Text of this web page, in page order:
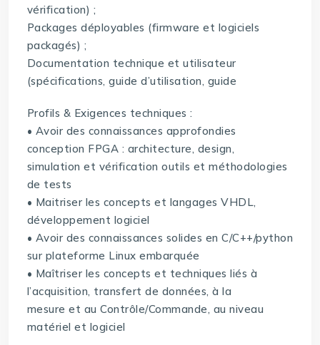
vérification) ;
Packages déployables (firmware et logiciels
packagés) ;
Documentation technique et utilisateur
(spécifications, guide d’utilisation, guide
Profils & Exigences techniques :
• Avoir des connaissances approfondies
conception FPGA : architecture, design,
simulation et vérification outils et méthodologies
de tests
• Maitriser les concepts et langages VHDL,
développement logiciel
• Avoir des connaissances solides en C/C++/python
sur plateforme Linux embarquée
• Maîtriser les concepts et techniques liés à
l’acquisition, transfert de données, à la
mesure et au Contrôle/Commande, au niveau
matériel et logiciel